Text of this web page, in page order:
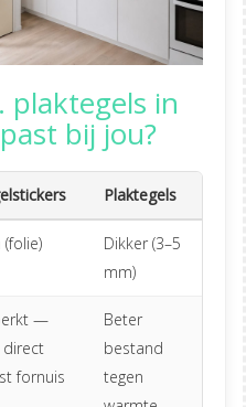
plaktegels in
bij jou?
Plaktegels
(folie)
Dikker (3–5
mm)
—
direct
fornuis
Beter
bestand
tegen